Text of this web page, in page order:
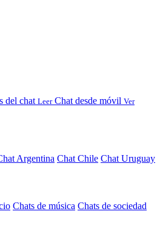
del chat Leer Chat desde móvil Ver
Argentina Chat Chile Chat Uruguay
Chats de música Chats de sociedad